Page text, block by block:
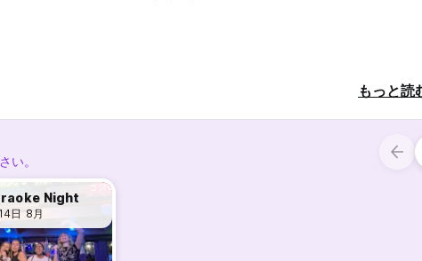
もっと読
い。
Night
14日 8月